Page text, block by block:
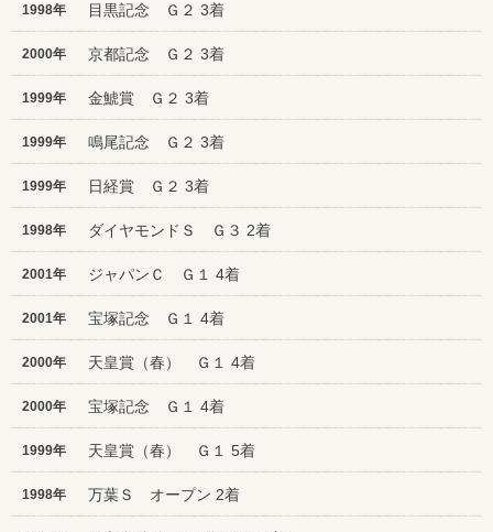
1998年 目黒記念 Ｇ２ 3着
2000年 京都記念 Ｇ２ 3着
1999年 金鯱賞 Ｇ２ 3着
1999年 鳴尾記念 Ｇ２ 3着
1999年 日経賞 Ｇ２ 3着
1998年 ダイヤモンドＳ Ｇ３ 2着
2001年 ジャパンＣ Ｇ１ 4着
2001年 宝塚記念 Ｇ１ 4着
2000年 天皇賞（春） Ｇ１ 4着
2000年 宝塚記念 Ｇ１ 4着
1999年 天皇賞（春） Ｇ１ 5着
1998年 万葉Ｓ オープン 2着